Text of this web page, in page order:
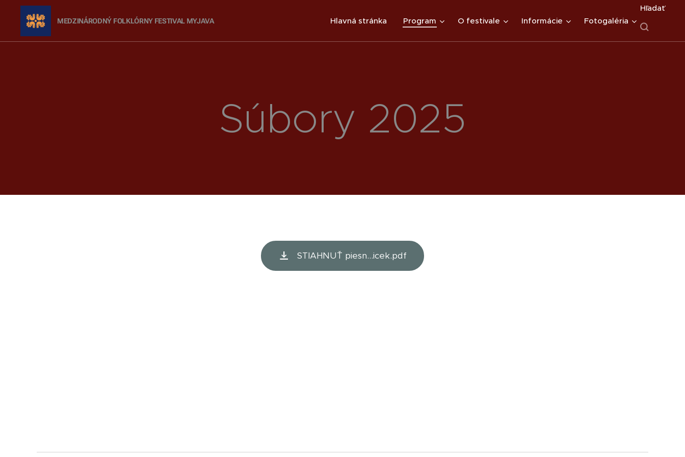
MEDZINÁRODNÝ FOLKLÓRNY FESTIVAL MYJAVA Hlavná stránka Program O festivale Informácie Fotogaléria
Hľadať
Súbory 2025
STIAHNUŤ piesn...icek.pdf